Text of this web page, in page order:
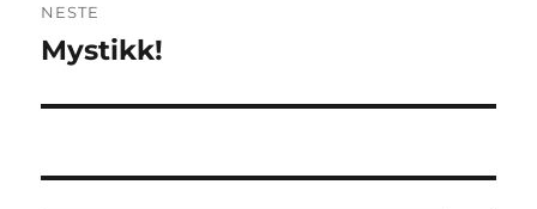
NESTE
Neste
Mystikk!